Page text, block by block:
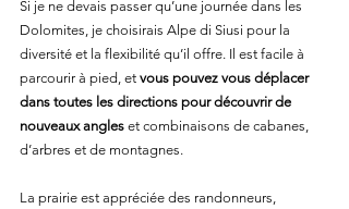
Si je ne devais passer qu’une journée dans les
Dolomites, je choisirais Alpe di Siusi pour la
diversité et la flexibilité qu’il offre. Il est facile à
parcourir à pied, et vous pouvez vous déplacer
dans toutes les directions pour découvrir de
nouveaux angles et combinaisons de cabanes,
d’arbres et de montagnes.
La prairie est appréciée des randonneurs,